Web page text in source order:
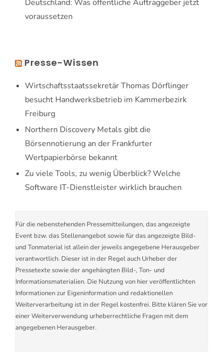
Deutschland: Was öffentliche Auftraggeber jetzt
voraussetzen
Presse-Wissen
Wirtschaftsstaatssekretär Thomas Dörflinger
besucht Handwerksbetrieb im Kammerbezirk
Freiburg
Northern Discovery Metals gibt die
Börsennotierung an der Frankfurter
Wertpapierbörse bekannt
Zu viele Tools, zu wenig Überblick? Welche
Software IT-Dienstleister wirklich brauchen
Für die nebenstehenden Pressemitteilungen, das angezeigte
Event bzw. das Stellenangebot sowie für das angezeigte Bild-
und Tonmaterial ist allein der jeweils angegebene Herausgeber
verantwortlich. Dieser ist in der Regel auch Urheber der
Pressetexte sowie der angehängten Bild-, Ton- und
Informationsmaterialien. Die Nutzung von hier veröffentlichten
Informationen zur Eigeninformation und redaktionellen
Weiterverarbeitung ist in der Regel kostenfrei. Bitte klären Sie vor
einer Weiterverwendung urheberrechtliche Fragen mit dem
angegebenen Herausgeber.